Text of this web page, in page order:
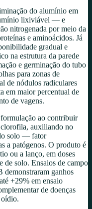
do alumínio em
lixiviável — e
nitrogenada por meio da
e aminoácidos. Já
gradual e
na estrutura da parede
e germinação do tubo
para zonas de
de nódulos radiculares
em maior percentual de
de vagens.
ao contribuir
clorofila, auxiliando no
solo — fator
a patógenos. O produto é
ou a lanço, em doses
de solo. Ensaios de campo
ganhos
+29% em ensaio
de doenças
oídio.